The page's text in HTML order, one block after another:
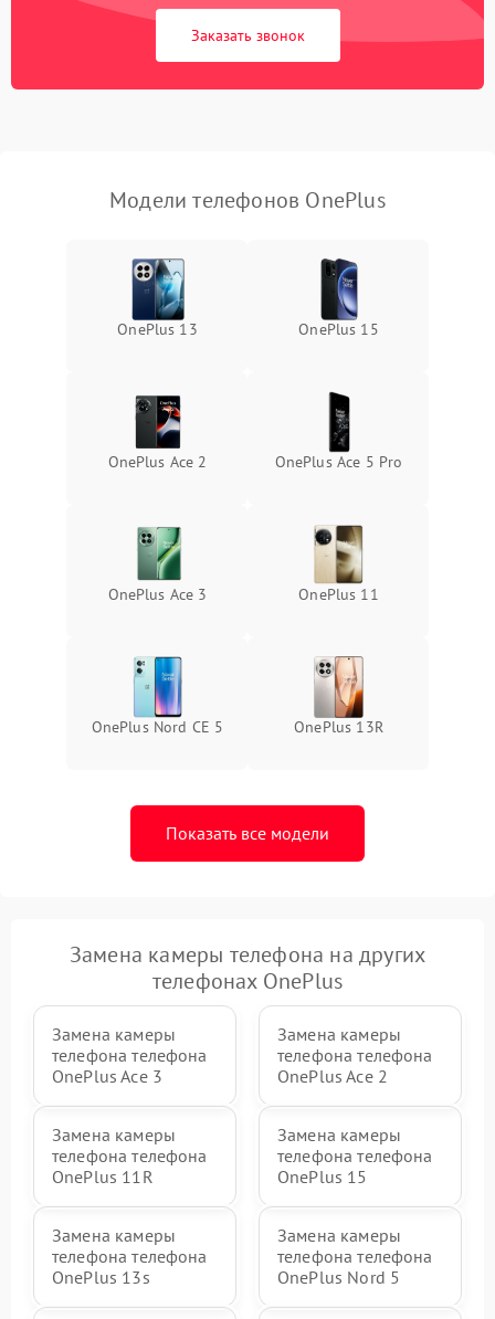
Заказать звонок
Модели телефонов OnePlus
OnePlus 13 OnePlus 15
OnePlus Ace 2 OnePlus Ace 5 Pro
OnePlus Ace 3 OnePlus 11
OnePlus Nord CE 5 OnePlus 13R
Показать все модели
Замена камеры телефона на других
телефонах OnePlus
Замена камеры
телефона телефона
OnePlus Ace 3
Замена камеры
телефона телефона
OnePlus Ace 2
Замена камеры
телефона телефона
OnePlus 11R
Замена камеры
телефона телефона
OnePlus 15
Замена камеры
телефона телефона
OnePlus 13s
Замена камеры
телефона телефона
OnePlus Nord 5